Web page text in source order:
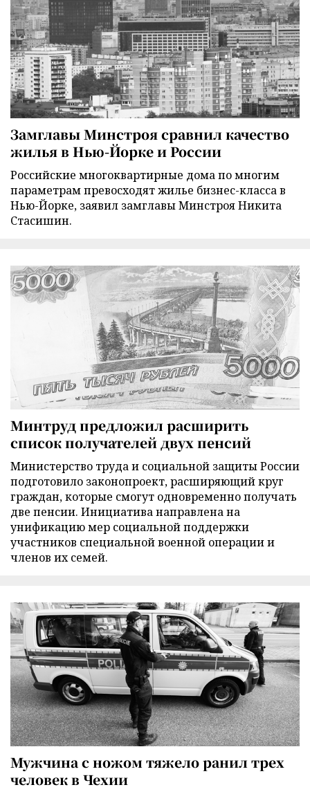
Замглавы Минстроя сравнил качество
жилья в Нью-Йорке и России
Российские многоквартирные дома по многим
параметрам превосходят жилье бизнес-класса в
Нью-Йорке, заявил замглавы Минстроя Никита
Стасишин.
Минтруд предложил расширить
список получателей двух пенсий
Министерство труда и социальной защиты России
подготовило законопроект, расширяющий круг
граждан, которые смогут одновременно получать
две пенсии. Инициатива направлена на
унификацию мер социальной поддержки
участников специальной военной операции и
членов их семей.
Мужчина с ножом тяжело ранил трех
человек в Чехии